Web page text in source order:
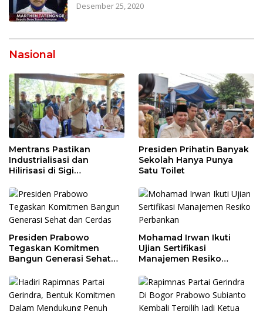
Desember 25, 2020
Nasional
Mentrans Pastikan
Industrialisasi dan
Hilirisasi di Sigi
Perekonomian Daerah
Presiden Prihatin Banyak
Sekolah Hanya Punya
Satu Toilet
Presiden Prabowo
Tegaskan Komitmen
Bangun Generasi Sehat
Mohamad Irwan Ikuti
Ujian Sertifikasi
Manajemen Resiko